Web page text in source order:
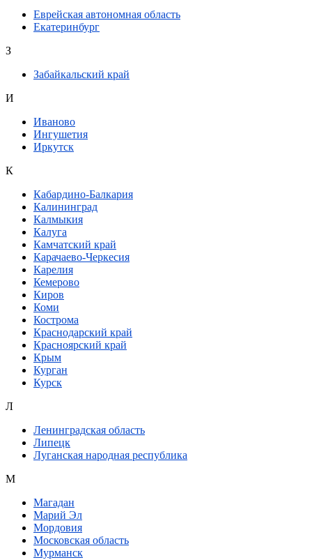
Еврейская автономная область
Екатеринбург
З
Забайкальский край
И
Иваново
Ингушетия
Иркутск
К
Кабардино-Балкария
Калининград
Калмыкия
Калуга
Камчатский край
Карачаево-Черкесия
Карелия
Кемерово
Киров
Коми
Кострома
Краснодарский край
Красноярский край
Крым
Курган
Курск
Л
Ленинградская область
Липецк
Луганская народная республика
М
Магадан
Марий Эл
Мордовия
Московская область
Мурманск